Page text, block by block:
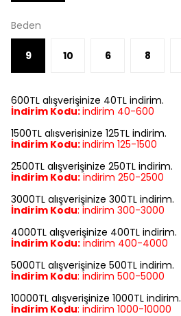
Beden
9 10 6 8
600TL alışverişinize 40TL indirim.
İndirim Kodu:indirim 40-600
1500TL alışverişinize 125TL indirim.
İndirim Kodu:indirim 125-1500
2500TL alışverişinize 250TL indirim.
İndirim Kodu: indirim 250-2500
3000TL alışverişinize 300TL indirim.
İndirim Kodu: indirim 300-3000
4000TL alışverişinize 400TL indirim.
İndirim Kodu: indirim 400-4000
5000TL alışverişinize 500TL indirim.
İndirim Kodu: indirim 500-5000
10000TL alışverişinize 1000TL indirim.
İndirim Kodu: indirim 1000-10000